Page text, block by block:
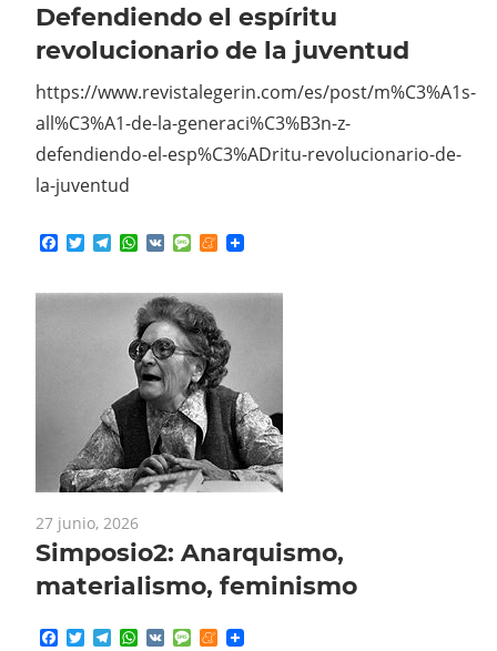
Defendiendo el espíritu
revolucionario de la juventud
https://www.revistalegerin.com/es/post/m%C3%A1s-
all%C3%A1-de-la-generaci%C3%B3n-z-
defendiendo-el-esp%C3%ADritu-revolucionario-de-
la-juventud
Facebook
TwitterTelegram
WhatsApp
VK MessageMeneame
27 junio, 2026
Simposio2: Anarquismo,
materialismo, feminismo
Facebook
TwitterTelegram
WhatsApp
VK MessageMeneame